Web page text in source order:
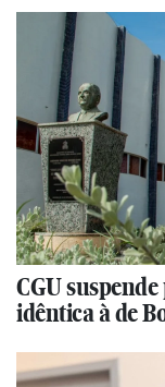
CGU
idêntica à de